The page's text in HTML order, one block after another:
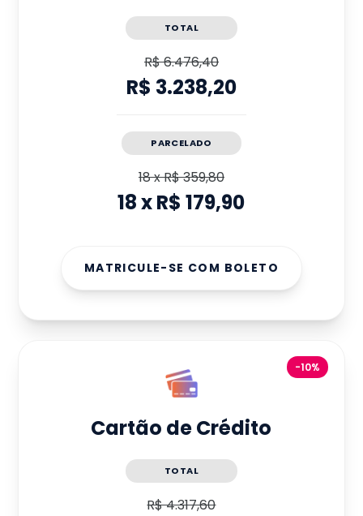
TOTAL
R$ 6.476,40
R$ 3.238,20
PARCELADO
18xR$ 359,80
18xR$ 179,90
MATRICULE-SE COM BOLETO
-10%
Cartão de Crédito
TOTAL
R$ 4.317,60